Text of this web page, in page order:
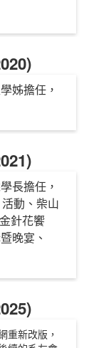
姊擔任，
長擔任，
動、柴山
針花饗
晚宴、
重新改版，